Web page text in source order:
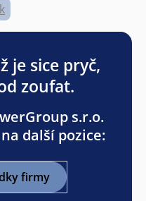
je sice pryč,
zoufat.
s.r.o.
další pozice:
firmy